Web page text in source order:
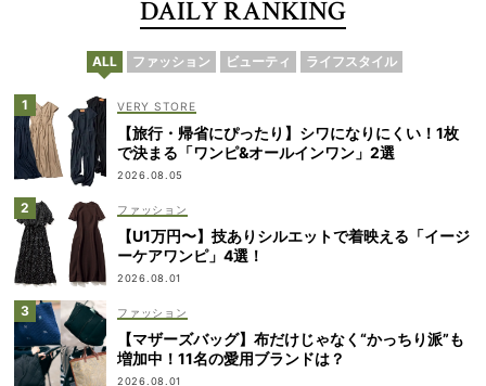
DAILY RANKING
ALL ファッション ビューティ ライフスタイル
VERY STORE
【旅行・帰省にぴったり】シワになりにくい！1枚
で決まる「ワンピ&オールインワン」2選
2026.08.05
ファッション
【U1万円〜】技ありシルエットで着映える「イージ
ーケアワンピ」4選！
2026.08.01
ファッション
【マザーズバッグ】布だけじゃなく“かっちり派”も
増加中！11名の愛用ブランドは？
2026.08.01